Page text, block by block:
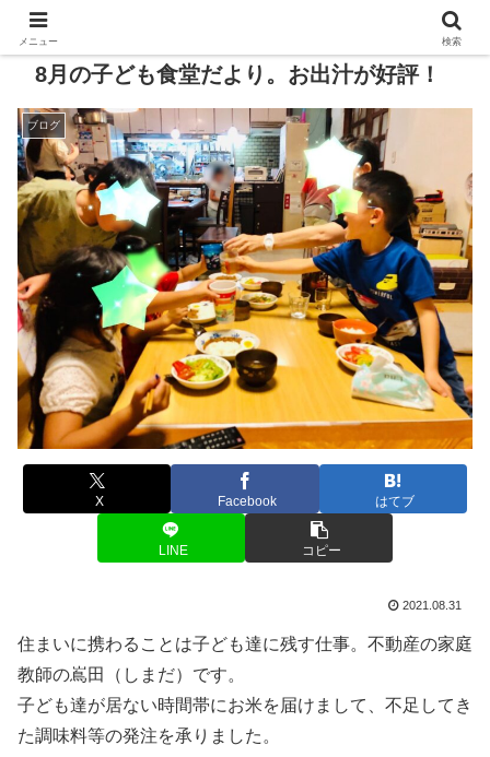
8月の子ども食堂だより。お出汁が好評！
ブログ
X Facebook はてブ
LINE コピー
2021.08.31
住まいに携わることは子ども達に残す仕事。不動産の家庭
教師の嶌田（しまだ）です。
子ども達が居ない時間帯にお米を届けまして、不足してき
た調味料等の発注を承りました。
メニュー 検索